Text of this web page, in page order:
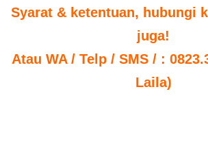
Syarat & ketentuan, hubungi
juga!
Atau WA / Telp / SMS / :
Laila)